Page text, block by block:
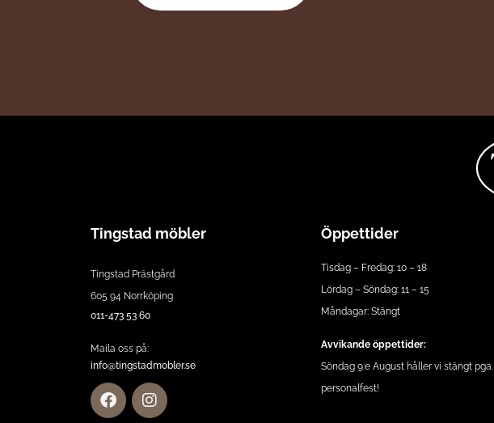
Tingstad möbler
Tingstad Prästgård
605 94 Norrköping
011-473 53 60
Maila oss på:
info@tingstadmobler.se
Öppettider
Tisdag – Fredag: 10 – 18
Lördag – Söndag: 11 – 15
Måndagar: Stängt
Avvikande öppettider:
Söndag 9:e August håller vi stängt pga.
personalfest!